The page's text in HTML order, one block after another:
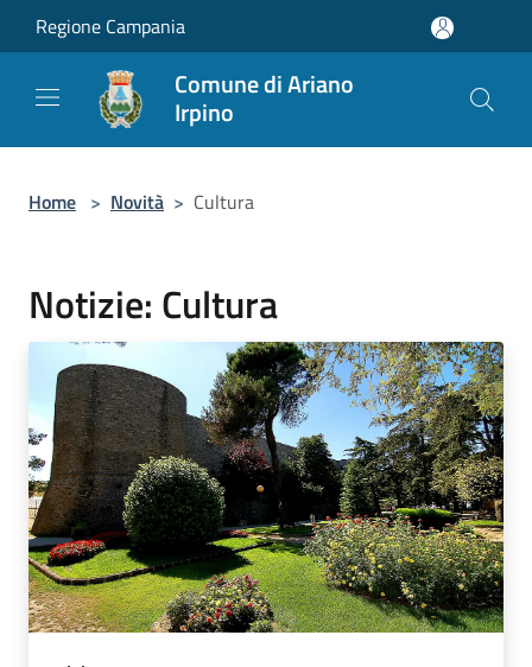
Salta al contenuto principale
Regione Campania
Comune di Ariano
Irpino
Home > Novità > Cultura
Notizie: Cultura